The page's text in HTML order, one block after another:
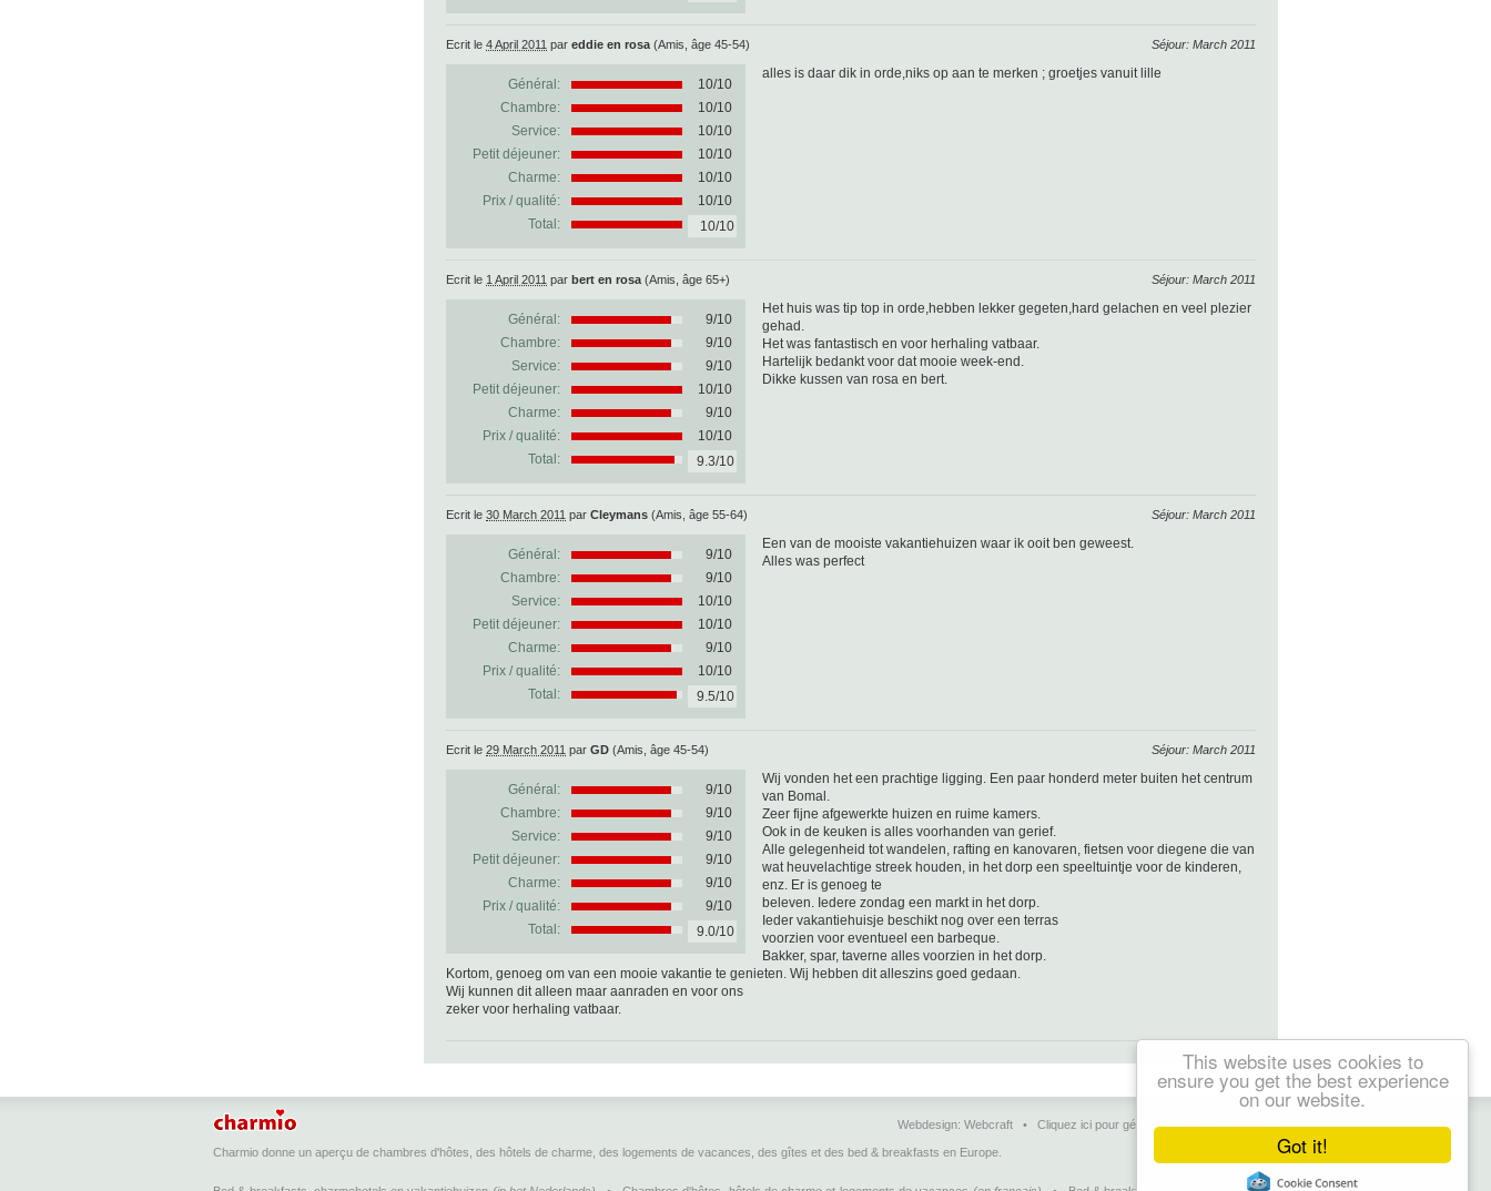
Got it!
This website uses cookies to
ensure you get the best experience
on our website.
Cookie Consent plugin for the EU cookie law
Séjour: March 2011
Ecrit le 4 April 2011 par eddie en rosa (Amis, âge 45-54)
Général: 10/10
Chambre:
10/10
Service:
10/10
Petit déjeuner:
10/10
Charme:
10/10
Prix / qualité:
10/10
Total:
10/10
alles is daar dik in orde,niks op aan te merken ; groetjes vanuit lille
Séjour: March 2011
Ecrit le 1 April 2011 par bert en rosa (Amis, âge 65+)
Général: 9/10
Chambre:
9/10
Service:
9/10
Petit déjeuner:
10/10
Charme:
9/10
Prix / qualité:
10/10
Total:
9.3/10
Het huis was tip top in orde,hebben lekker gegeten,hard gelachen en veel plezier
gehad.
Het was fantastisch en voor herhaling vatbaar.
Hartelijk bedankt voor dat mooie week-end.
Dikke kussen van rosa en bert.
Séjour: March 2011
Ecrit le 30 March 2011 par Cleymans (Amis, âge 55-64)
Général: 9/10
Chambre:
9/10
Service:
10/10
Petit déjeuner:
10/10
Charme:
9/10
Prix / qualité:
10/10
Total:
9.5/10
Een van de mooiste vakantiehuizen waar ik ooit ben geweest.
Alles was perfect
Séjour: March 2011
Ecrit le 29 March 2011 par GD (Amis, âge 45-54)
Général: 9/10
Chambre:
9/10
Service:
9/10
Petit déjeuner:
9/10
Charme:
9/10
Prix / qualité:
9/10
Total:
9.0/10
Wij vonden het een prachtige ligging. Een paar honderd meter buiten het centrum
van Bomal.
Zeer fijne afgewerkte huizen en ruime kamers.
Ook in de keuken is alles voorhanden van gerief.
Alle gelegenheid tot wandelen, rafting en kanovaren, fietsen voor diegene die van
wat heuvelachtige streek houden, in het dorp een speeltuintje voor de kinderen,
enz. Er is genoeg te
beleven. Iedere zondag een markt in het dorp.
Ieder vakantiehuisje beschikt nog over een terras
voorzien voor eventueel een barbeque.
Bakker, spar, taverne alles voorzien in het dorp.
Kortom, genoeg om van een mooie vakantie te genieten. Wij hebben dit alleszins goed gedaan.
Wij kunnen dit alleen maar aanraden en voor ons
zeker voor herhaling vatbaar.
Webdesign: Webcraft • Cliquez ici pour gérer vos pages•Contact
Charmio donne un aperçu de chambres d'hôtes, des hôtels de charme, des logements de vacances, des gîtes et des bed & breakfasts en Europe.